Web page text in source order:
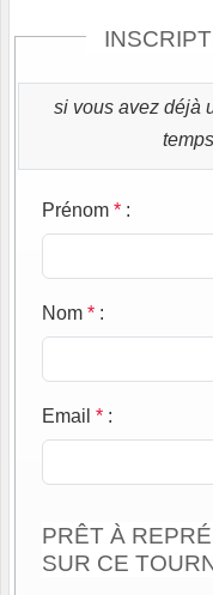
si vous avez déjà
Prénom * :
Nom * :
Email * :
PRÊT À
SUR CE